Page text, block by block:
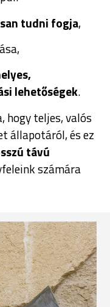
tudni fogja,
lehetőségek.
hogy teljes, valós
állapotáról, és ez
távú
számára